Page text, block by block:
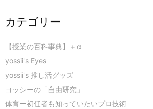
カテゴリー
【授業の百科事典】＋α
yossii's Eyes
yossii's 推し活グッズ
ヨッシーの「自由研究」
体育ー初任者も知っていたいプロ技術